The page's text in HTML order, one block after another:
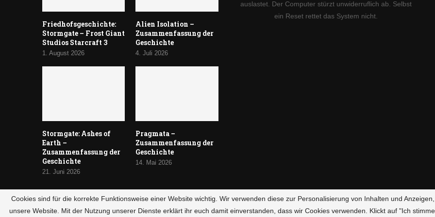
Friedhofsgeschichte:
Stormgate – Frost Giant
Studios Starcraft 3
1. August 2026
Alien Isolation –
Zusammenfassung der
Geschichte
4. Juli 2026
Stormgate: Ashes of
Earth –
Zusammenfassung der
Geschichte
21. Juni 2026
Pragmata –
Zusammenfassung der
Geschichte
14. Mai 2026
auslastet. Der Computer stürzt unwiderruflich ab. Selbst
ein Reset rettet das System nicht.
Cookies sind für die korrekte Funktionsweise einer Website wichtig. Wir verwenden diese zur Personalisierung von Inhalten und
unsere Website. Mit der Nutzung unserer Dienste erklärt ihr euch damit einverstanden, dass wir Cookies verwenden. Klickt auf "Ich